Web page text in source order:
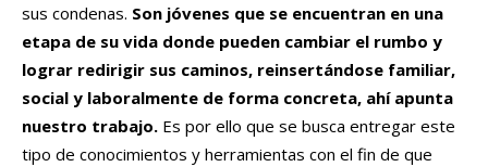
sus condenas. Son jóvenes que se encuentran en una
etapa de su vida donde pueden cambiar el rumbo y
lograr redirigir sus caminos, reinsertándose familiar,
social y laboralmente de forma concreta, ahí apunta
nuestro trabajo. Es por ello que se busca entregar este
tipo de conocimientos y herramientas con el fin de que